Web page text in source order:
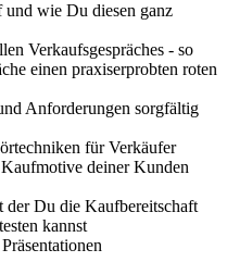
wie Du diesen ganz
Verkaufsgespräches - so
einen praxiserprobten roten
Anforderungen sorgfältig
für Verkäufer
deiner Kunden
Du die Kaufbereitschaft
kannst